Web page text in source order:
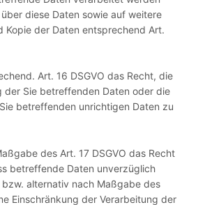
diese Daten sowie auf weitere
Kopie der Daten entsprechend Art.
Art. 16 DSGVO das Recht, die
der Sie betreffenden Daten oder die
betreffenden unrichtigen Daten zu
des Art. 17 DSGVO das Recht
betreffende Daten unverzüglich
alternativ nach Maßgabe des
Einschränkung der Verarbeitung der